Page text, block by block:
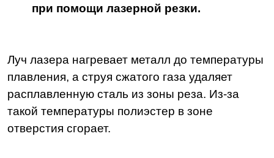
при помощи лазерной резки.
Луч лазера нагревает металл до температуры
плавления, а струя сжатого газа удаляет
расплавленную сталь из зоны реза. Из-за
такой температуры полиэстер в зоне
отверстия сгорает.